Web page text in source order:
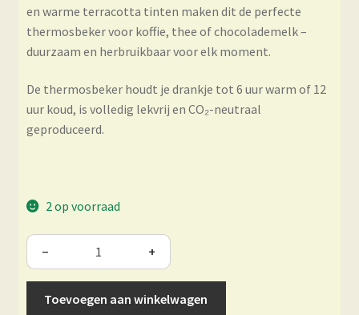
en warme terracotta tinten maken dit de perfecte
thermosbeker voor koffie, thee of chocolademelk –
duurzaam en herbruikbaar voor elk moment.
De thermosbeker houdt je drankje tot 6 uur warm of 12
uur koud, is volledig lekvrij en CO₂-neutraal
geproduceerd.
2 op voorraad
− +
Toevoegen aan winkelwagen